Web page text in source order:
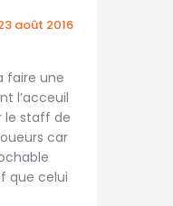
août 2016
faire une
l’acceuil
le staff de
car
que celui